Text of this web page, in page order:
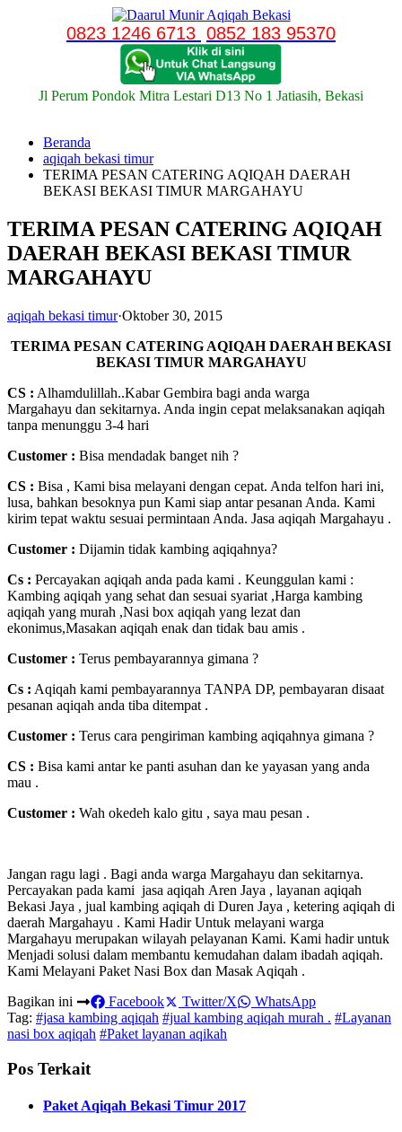
0823 1246 6713 0852 183 95370
Jl Perum Pondok Mitra Lestari D13 No 1 Jatiasih, Bekasi
Beranda
aqiqah bekasi timur
TERIMA PESAN CATERING AQIQAH DAERAH
BEKASI BEKASI TIMUR MARGAHAYU
TERIMA PESAN CATERING AQIQAH
DAERAH BEKASI BEKASI TIMUR
MARGAHAYU
aqiqah bekasi timur·Oktober 30, 2015
TERIMA PESAN CATERING AQIQAH DAERAH BEKASI
BEKASI TIMUR MARGAHAYU
CS : Alhamdulillah..Kabar Gembira bagi anda warga
Margahayu dan sekitarnya. Anda ingin cepat melaksanakan aqiqah
tanpa menunggu 3-4 hari
Customer : Bisa mendadak banget nih ?
CS : Bisa , Kami bisa melayani dengan cepat. Anda telfon hari ini,
lusa, bahkan besoknya pun Kami siap antar pesanan Anda. Kami
kirim tepat waktu sesuai permintaan Anda. Jasa aqiqah Margahayu .
Customer : Dijamin tidak kambing aqiqahnya?
Cs : Percayakan aqiqah anda pada kami . Keunggulan kami :
Kambing aqiqah yang sehat dan sesuai syariat ,Harga kambing
aqiqah yang murah ,Nasi box aqiqah yang lezat dan
ekonimus,Masakan aqiqah enak dan tidak bau amis .
Customer : Terus pembayarannya gimana ?
Cs : Aqiqah kami pembayarannya TANPA DP, pembayaran disaat
pesanan aqiqah anda tiba ditempat .
Customer : Terus cara pengiriman kambing aqiqahnya gimana ?
CS : Bisa kami antar ke panti asuhan dan ke yayasan yang anda
mau .
Customer : Wah okedeh kalo gitu , saya mau pesan .
Jangan ragu lagi . Bagi anda warga Margahayu dan sekitarnya.
Percayakan pada kami jasa aqiqah Aren Jaya , layanan aqiqah
Bekasi Jaya , jual kambing aqiqah di Duren Jaya , ketering aqiqah di
daerah Margahayu . Kami Hadir Untuk melayani warga
Margahayu merupakan wilayah pelayanan Kami. Kami hadir untuk
Menjadi solusi dalam membantu kemudahan dalam ibadah aqiqah.
Kami Melayani Paket Nasi Box dan Masak Aqiqah .
Bagikan ini
Facebook Twitter/X
WhatsApp
Tag: #jasa kambing aqiqah #jual kambing aqiqah murah . #Layanan
nasi box aqiqah #Paket layanan aqikah
Pos Terkait
Paket Aqiqah Bekasi Timur 2017